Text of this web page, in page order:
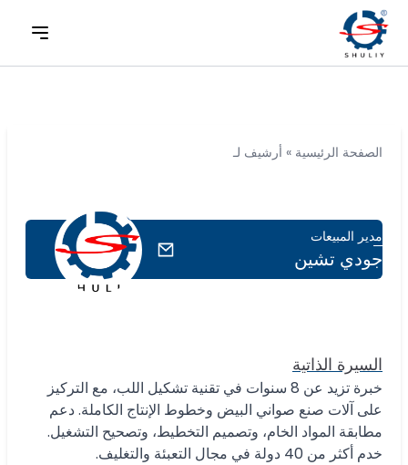
الصفحة الرئيسية » أرشيف لـ
مدير المبيعات
جودي تشين
السيرة الذاتية
خبرة تزيد عن 8 سنوات في تقنية تشكيل اللب، مع التركيز
على آلات صنع صواني البيض وخطوط الإنتاج الكاملة. دعم
مطابقة المواد الخام، وتصميم التخطيط، وتصحيح التشغيل.
خدم أكثر من 40 دولة في مجال التعبئة والتغليف.